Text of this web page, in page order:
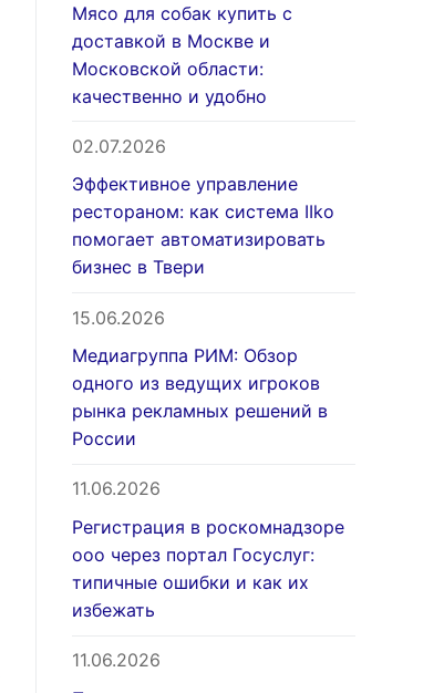
Мясо для собак купить с
доставкой в Москве и
Московской области:
качественно и удобно
02.07.2026
Эффективное управление
рестораном: как система IIko
помогает автоматизировать
бизнес в Твери
15.06.2026
Медиагруппа РИМ: Обзор
одного из ведущих игроков
рынка рекламных решений в
России
11.06.2026
Регистрация в роскомнадзоре
ооо через портал Госуслуг:
типичные ошибки и как их
избежать
11.06.2026